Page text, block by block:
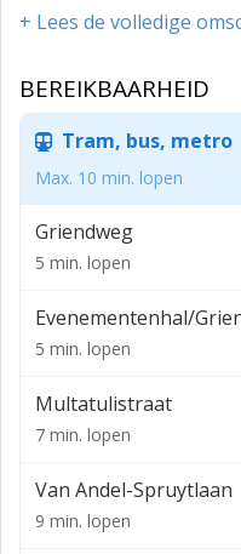
airco c.q. verwarming
Bij de entree wordt er
reclamezuil.
inclusief vergoeding
en bovengenoemde
+ Lees de volledige
BEREIKBAARHEID
Tram, bus, metro
Max. 10 min. lopen
Griendweg
5 min. lopen
Evenementenhal/
5 min. lopen
Multatulistraat
7 min. lopen
Van Andel-Spruytlaan
9 min. lopen